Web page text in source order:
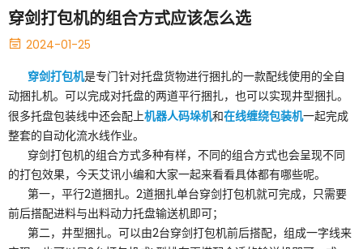
穿剑打包机的组合方式应该怎么选
2024-01-25
穿剑打包机是专门针对托盘货物进行捆扎的一款配线使用的全自
动捆扎机。可以完成对托盘的两道平行捆扎，也可以实现井型捆扎。
很多托盘包装线中还会配上机器人码垛机和在线缠绕包装机一起完成
整套的自动化流水线作业。
穿剑打包机的组合方式多种有样，不同的组合方式也会呈现不同
的打包效果，今天艾讯小编和大家一起来看看具体都有哪些呢。
第一，平行2道捆扎。2道捆扎单台穿剑打包机就可完成，只需要
前后搭配进料与出料动力托盘输送机即可；
第二，井型捆扎。可以由2台穿剑打包机前后搭配，组成一字线来